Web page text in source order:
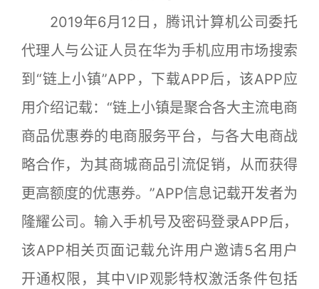
2019年6月12日，腾讯计算机公司委托
代理人与公证人员在华为手机应用市场搜索
到“链上小镇”APP，下载APP后，该APP应
用介绍记载：“链上小镇是聚合各大主流电商
商品优惠券的电商服务平台，与各大电商战
略合作，为其商城商品引流促销，从而获得
更高额度的优惠券。”APP信息记载开发者为
隆耀公司。输入手机号及密码登录APP后，
该APP相关页面记载允许用户邀请5名用户
开通权限，其中VIP观影特权激活条件包括